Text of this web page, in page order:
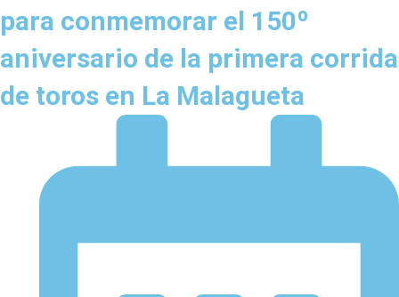
para conmemorar el 150º
aniversario de la primera corrida
de toros en La Malagueta